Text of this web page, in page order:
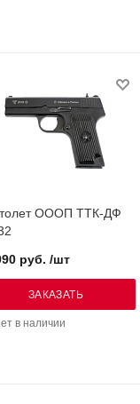
ОООП ТТК-ДФ
в наличии
руб. /шт
ЗАКАЗАТЬ